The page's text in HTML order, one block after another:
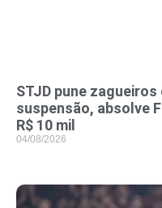
STJD pune
suspensão, absolve
R$ 10 mil
04/08/2026